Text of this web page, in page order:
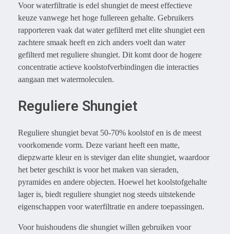
Voor waterfiltratie is edel shungiet de meest effectieve
keuze vanwege het hoge fullereen gehalte. Gebruikers
rapporteren vaak dat water gefilterd met elite shungiet een
zachtere smaak heeft en zich anders voelt dan water
gefilterd met reguliere shungiet. Dit komt door de hogere
concentratie actieve koolstofverbindingen die interacties
aangaan met watermoleculen.
Reguliere Shungiet
Reguliere shungiet bevat 50-70% koolstof en is de meest
voorkomende vorm. Deze variant heeft een matte,
diepzwarte kleur en is steviger dan elite shungiet, waardoor
het beter geschikt is voor het maken van sieraden,
pyramides en andere objecten. Hoewel het koolstofgehalte
lager is, biedt reguliere shungiet nog steeds uitstekende
eigenschappen voor waterfiltratie en andere toepassingen.
Voor huishoudens die shungiet willen gebruiken voor